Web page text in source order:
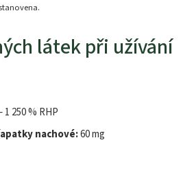
látek při užívání
1 250 % RHP
nachové:60 mg